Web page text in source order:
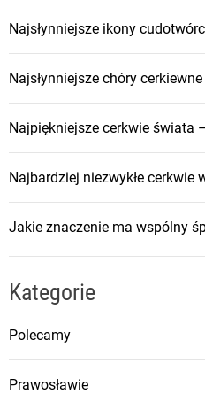
Najsłynniejsze ikony
Najsłynniejsze chóry
Najpiękniejsze cerkwie świata
Najbardziej niezwykłe cerkwie
Jakie znaczenie ma wspólny
Kategorie
Polecamy
Prawosławie